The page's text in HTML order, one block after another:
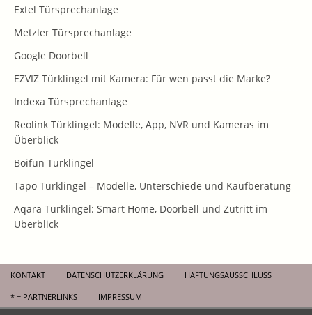
Extel Türsprechanlage
Metzler Türsprechanlage
Google Doorbell
EZVIZ Türklingel mit Kamera: Für wen passt die Marke?
Indexa Türsprechanlage
Reolink Türklingel: Modelle, App, NVR und Kameras im
Überblick
Boifun Türklingel
Tapo Türklingel – Modelle, Unterschiede und Kaufberatung
Aqara Türklingel: Smart Home, Doorbell und Zutritt im
Überblick
KONTAKT DATENSCHUTZERKLÄRUNG HAFTUNGSAUSSCHLUSS
* = PARTNERLINKS IMPRESSUM